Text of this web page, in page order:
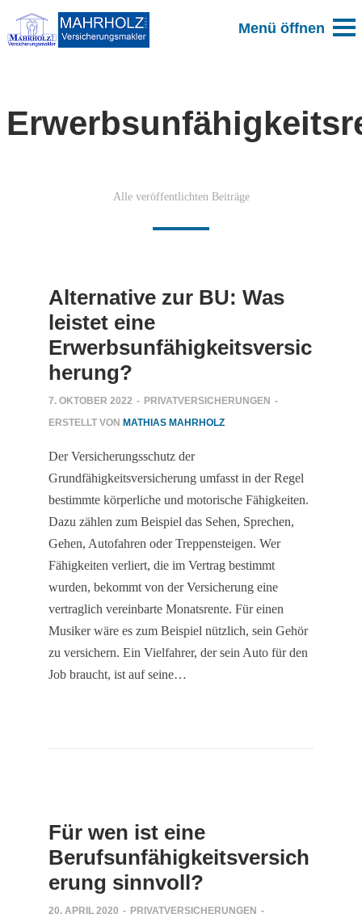
Alle veröffentlichten Beiträge
Alternative zur BU: Was
leistet eine
Erwerbsunfähigkeitsversic
herung?
7. OKTOBER 2022 - PRIVATVERSICHERUNGEN -
ERSTELLT VON MATHIAS MAHRHOLZ
Der Versicherungsschutz der
Grundfähigkeitsversicherung umfasst in der Regel
bestimmte körperliche und motorische Fähigkeiten.
Dazu zählen zum Beispiel das Sehen, Sprechen,
Gehen, Autofahren oder Treppensteigen. Wer
Fähigkeiten verliert, die im Vertrag bestimmt
wurden, bekommt von der Versicherung eine
vertraglich vereinbarte Monatsrente. Für einen
Musiker wäre es zum Beispiel nützlich, sein Gehör
zu versichern. Ein Vielfahrer, der sein Auto für den
Job braucht, ist auf seine…
Für wen ist eine
Berufsunfähigkeitsversich
erung sinnvoll?
20. APRIL 2020 - PRIVATVERSICHERUNGEN -